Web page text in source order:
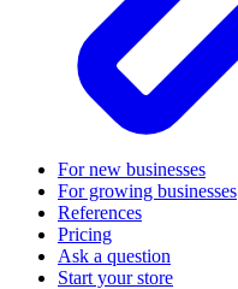
For new businesses
For growing businesses
References
Pricing
Ask a question
Start your store